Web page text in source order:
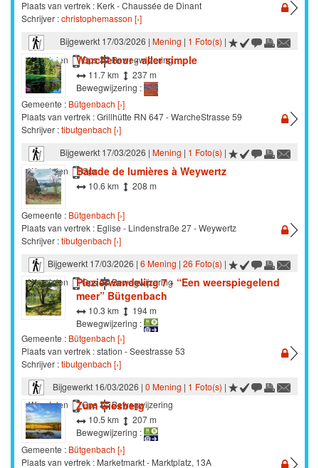
Plaats van vertrek : Kerk - Chaussée de Dinant
Schrijver :christophemasson [›]
Bijgewerkt 17/03/2026 | Mening | 1 Foto(s) |
Wandelen
Gps Bewegwijzering
Warchetour - aller simple
11.7 km
237 m
Bewegwijzering :
Gemeente : Bütgenbach [›]
Plaats van vertrek : Grillhütte RN 647 - WarcheStrasse 59
Schrijver :tibutgenbach [›]
Bijgewerkt 17/03/2026 | Mening | 1 Foto(s) |
Wandelen
Gps
Balade de lumières à Weywertz
10.6 km 208 m
Gemeente : Bütgenbach [›]
Plaats van vertrek : Eglise - Lindenstraße 27 - Weywertz
Schrijver :tibutgenbach [›]
Bijgewerkt 17/03/2026 | 6 Mening | 26 Foto(s) |
Wandelen
Gps Bewegwijzering
Plezierwandeling 7 - “Een weerspiegelend
meer” Bütgenbach
10.3 km
194 m
Bewegwijzering :
Gemeente : Bütgenbach [›]
Plaats van vertrek : station - Seestrasse 53
Schrijver :tibutgenbach [›]
Bijgewerkt 16/03/2026 | 0 Mening | 1 Foto(s) |
Wandelen
Gps Bewegwijzering
Zum Giesberg
10.5 km
207 m
Bewegwijzering :
Gemeente : Bütgenbach [›]
Plaats van vertrek : Marketmarkt - Marktplatz, 13A